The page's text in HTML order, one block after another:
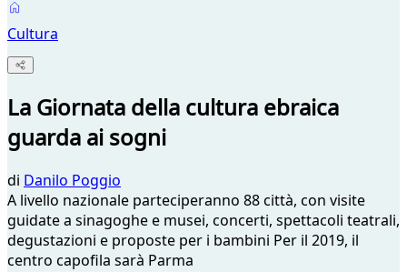
Cultura
La Giornata della cultura ebraica
guarda ai sogni
di Danilo Poggio
A livello nazionale parteciperanno 88 città, con visite
guidate a sinagoghe e musei, concerti, spettacoli teatrali,
degustazioni e proposte per i bambini Per il 2019, il
centro capofila sarà Parma